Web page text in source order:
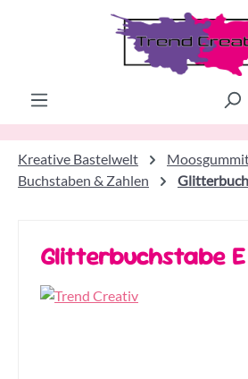
Zum Hauptinhalt springen
Kreative Bastelwelt
Buchstaben & Zahlen
Glitterbuchstabe